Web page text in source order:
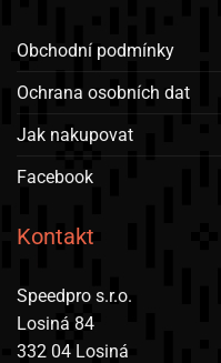
Obchodní podmínky
Ochrana osobních dat
Jak nakupovat
Facebook
Kontakt
Speedpro s.r.o.
Losiná 84
332 04 Losiná